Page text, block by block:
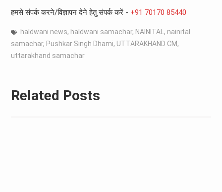
हमसे संपर्क करने/विज्ञापन देने हेतु संपर्क करें - +91 70170 85440
haldwani news, haldwani samachar, NAINITAL, nainital
samachar, Pushkar Singh Dhami, UTTARAKHAND CM,
uttarakhand samachar
Related Posts